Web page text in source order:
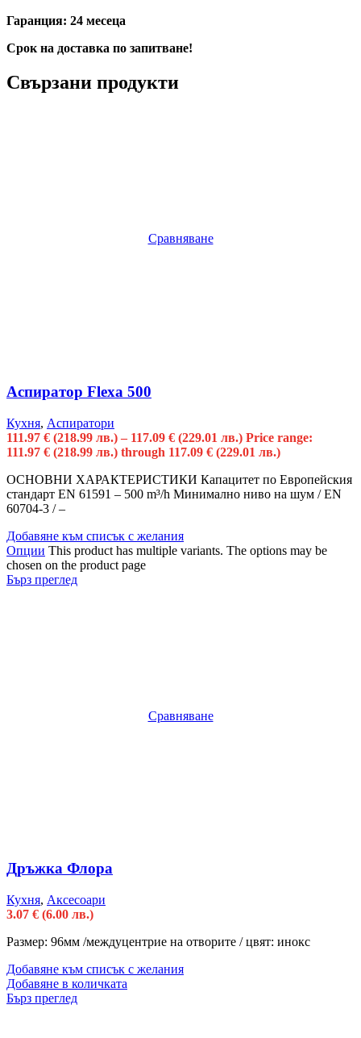
Гаранция: 24 месеца
Срок на доставка по запитване!
Свързани продукти
Сравняване
Аспиратор Flexa 500
Кухня, Аспиратори
111.97 € (218.99 лв.) – 117.09 € (229.01 лв.) Price range:
111.97 € (218.99 лв.) through 117.09 € (229.01 лв.)
ОСНОВНИ ХАРАКТЕРИСТИКИ Капацитет по Европейския
стандарт EN 61591 – 500 m³/h Минимално ниво на шум / EN
60704-3 / –
Добавяне към списък с желания
Опции This product has multiple variants. The options may be
chosen on the product page
Бърз преглед
Сравняване
Дръжка Флора
Кухня, Аксесоари
3.07 € (6.00 лв.)
Размер: 96мм /междуцентрие на отворите / цвят: инокс
Добавяне към списък с желания
Добавяне в количката
Бърз преглед